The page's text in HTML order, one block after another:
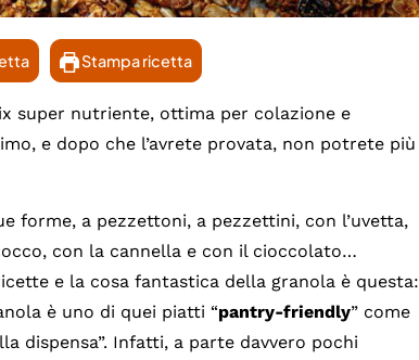
Stampa ricetta
super nutriente, ottima per colazione e
e dopo che l’avrete provata, non potrete più
forme, a pezzettoni, a pezzettini, con l’uvetta,
con la cannella e con il cioccolato…
e la cosa fantastica della granola è questa:
è uno di quei piatti “pantry-friendly” come
dispensa”. Infatti, a parte davvero pochi